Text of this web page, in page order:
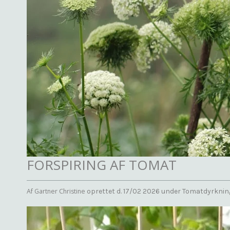
FORSPIRING AF TOMAT
Af Gartner Christine oprettet d.17/02 2026 under